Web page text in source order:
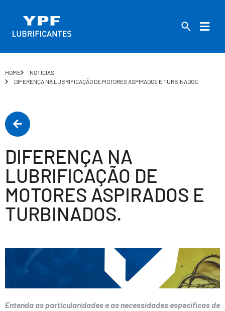
HOME
NOTÍCIAS
DIFERENÇA NA LUBRIFICAÇÃO DE MOTORES ASPIRADOS E TURBINADOS.
DIFERENÇA NA
LUBRIFICAÇÃO DE
MOTORES ASPIRADOS E
TURBINADOS.
Entenda as particularidades e as necessidades específicas de